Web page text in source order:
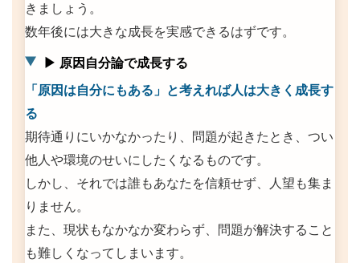
きましょう。
数年後には大きな成長を実感できるはずです。
▶ 原因自分論で成長する
「原因は自分にもある」と考えれば人は大きく成長す
る
期待通りにいかなかったり、問題が起きたとき、つい
他人や環境のせいにしたくなるものです。
しかし、それでは誰もあなたを信頼せず、人望も集ま
りません。
また、現状もなかなか変わらず、問題が解決すること
も難しくなってしまいます。